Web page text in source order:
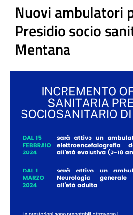
Nuovi ambulatori
Presidio socio
Mentana